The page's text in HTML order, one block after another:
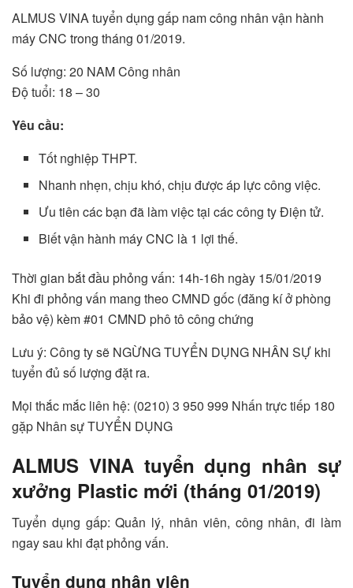
ALMUS VINA tuyển dụng gấp nam công nhân vận hành
máy CNC trong tháng 01/2019.
Số lượng: 20 NAM Công nhân
Độ tuổi: 18 – 30
Yêu cầu:
Tốt nghiệp THPT.
Nhanh nhẹn, chịu khó, chịu được áp lực công việc.
Ưu tiên các bạn đã làm việc tại các công ty Điện tử.
Biết vận hành máy CNC là 1 lợi thế.
Thời gian bắt đầu phỏng vấn: 14h-16h ngày 15/01/2019
Khi đi phỏng vấn mang theo CMND gốc (đăng kí ở phòng
bảo vệ) kèm #01 CMND phô tô công chứng
Lưu ý: Công ty sẽ NGỪNG TUYỂN DỤNG NHÂN SỰ khi
tuyển đủ số lượng đặt ra.
Mọi thắc mắc liên hệ: (0210) 3 950 999 Nhấn trực tiếp 180
gặp Nhân sự TUYỂN DỤNG
ALMUS VINA tuyển dụng nhân sự
xưởng Plastic mới (tháng 01/2019)
Tuyển dụng gấp: Quản lý, nhân viên, công nhân, đi làm
ngay sau khi đạt phỏng vấn.
Tuyển dụng nhân viên